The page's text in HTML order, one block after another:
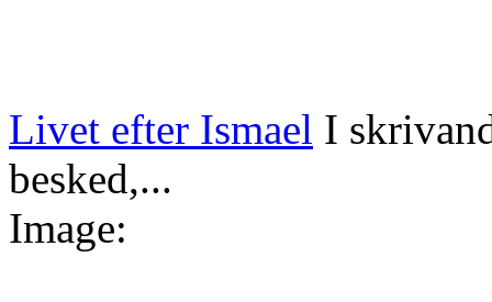
Livet efter Ismael I
besked,...
Image: